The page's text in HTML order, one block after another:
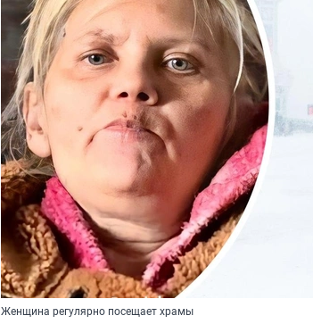
Женщина регулярно посещает храмы